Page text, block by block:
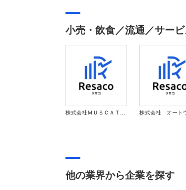
小売・飲食／流通／サー
株式会社ＭＵＳＣＡＴ ＧＲＯＵＰ
他の業界から企業を探す